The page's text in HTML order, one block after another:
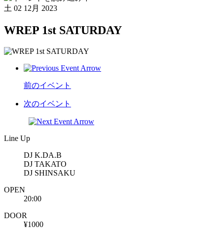
土 02 12月 2023
WREP 1st SATURDAY
前のイベント
次のイベント
Line Up
DJ K.DA.B
DJ TAKATO
DJ SHINSAKU
OPEN
20:00
DOOR
¥1000